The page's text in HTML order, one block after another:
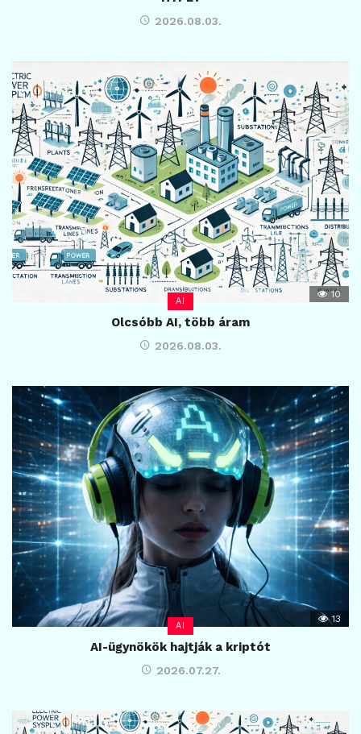
2026.08.03.
AI
10
Olcsóbb AI, több áram
2026.08.03.
AI
13
AI-ügynökök hajtják a kriptót
2026.07.27.